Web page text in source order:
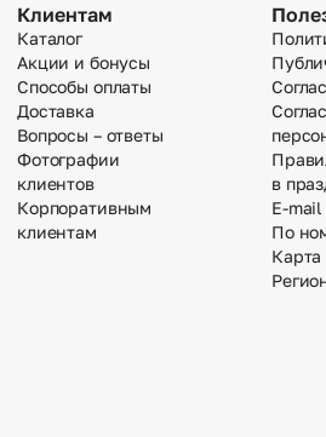
Клиентам
Каталог
Акции и бонусы
Способы оплаты
Доставка
Вопросы – ответы
Фотографии
клиентов
Корпоративным
клиентам
в
E-mail
По
Карта